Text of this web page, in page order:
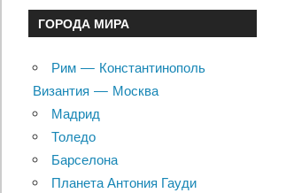
ГОРОДА МИРА
Рим — Константинополь
Византия — Москва
Мадрид
Толедо
Барселона
Планета Антония Гауди